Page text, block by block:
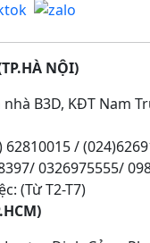
NỘI)
B3D, KĐT Nam
/
0326975555/
(Từ T2-T7)